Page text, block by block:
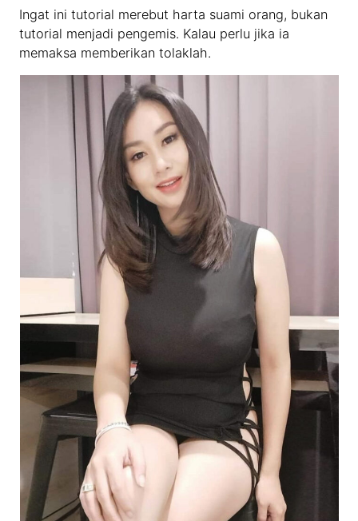
Ingat ini tutorial merebut harta suami orang, bukan
tutorial menjadi pengemis. Kalau perlu jika ia
memaksa memberikan tolaklah.